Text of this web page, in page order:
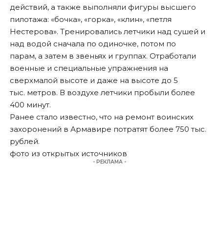
действий, а также выполняли фигуры высшего
пилотажа: «бочка», «горка», «клин», «петля
Нестерова». Тренировались летчики над сушей и
над водой сначала по одиночке, потом по
парам, а затем в звеньях и группах. Отработали
военные и специальные упражнения на
сверхмалой высоте и даже на высоте до 5
тыс. метров. В воздухе летчики пробыли более
400 минут.
Ранее стало известно, что на ремонт воинских
захоронений в Армавире потратят более 750 тыс.
рублей.
фото из открытых источников
- РЕКЛАМА -